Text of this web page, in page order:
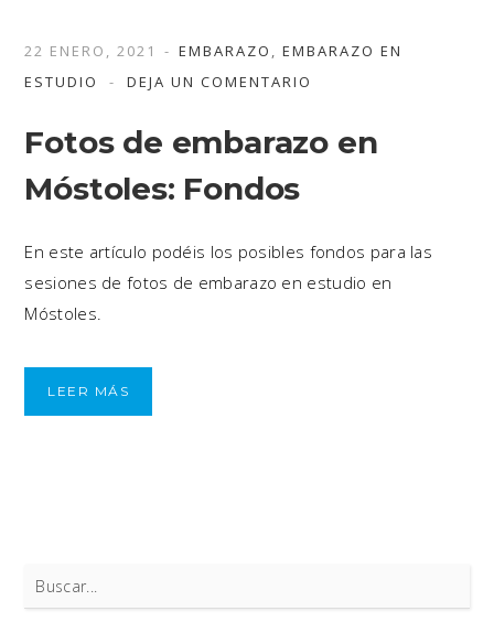
22 ENERO, 2021 EMBARAZO ,EMBARAZO EN
ESTUDIO
DEJA UN COMENTARIO
Fotos de embarazo en
Móstoles: Fondos
En este artículo podéis los posibles fondos para las
sesiones de fotos de embarazo en estudio en
Móstoles.
LEER MÁS
Search
for: